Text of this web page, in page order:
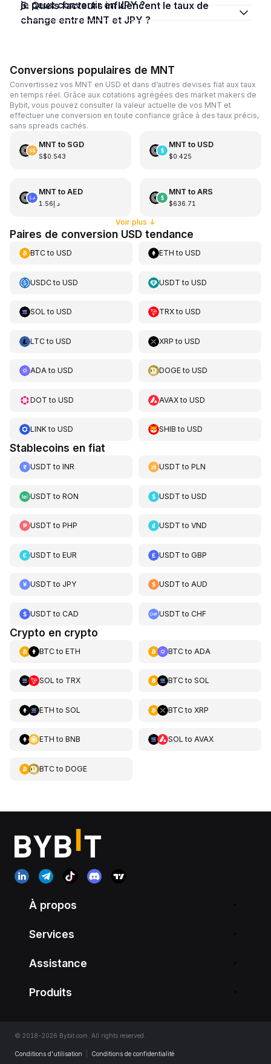
je peux convertir en JPY ?
5. Quels facteurs influencent le taux de
change entre MNT et JPY ?
Conversions populaires de MNT
Convertissez vos MNT en USD et dans d’autres devises fiat aux taux
en temps réel. Grâce aux cotations agrégées des market makers de
Bybit, vous pouvez consulter la valeur actuelle de vos MNT et
effectuer une conversion en toute confiance grâce à des taux précis,
sans spreads cachés.
MNT to SGD
S$0.543
MNT to USD
$0.425
MNT to AED
د.إ1.56
MNT to ARS
$636.71
Voir plus ↓
Paires de conversion USD tendance
BTCto USD ETH toUSD
USDCto USD USDT toUSD
SOL to USD TRXtoUSD
LTCto USD XRP toUSD
ADAto USD DOGEtoUSD
DOT to USD AVAXtoUSD
LINKto USD SHIB toUSD
Stablecoins en fiat
USDT to INR USDT toPLN
USDT to RON USDT toUSD
USDT to PHP USDT toVND
USDT to EUR USDT toGBP
USDT to JPY USDT toAUD
USDT to CAD USDT toCHF
Crypto en crypto
BTCto ETH BTCto ADA
SOL to TRX BTCto SOL
ETH to SOL BTCto XRP
ETH to BNB SOL to AVAX
BTCto DOGE
À propos
Services
Assistance
Produits
© 2018-2026 Bybit.com. All rights reserved.
Conditions d’utilisation Conditions de confidentialité